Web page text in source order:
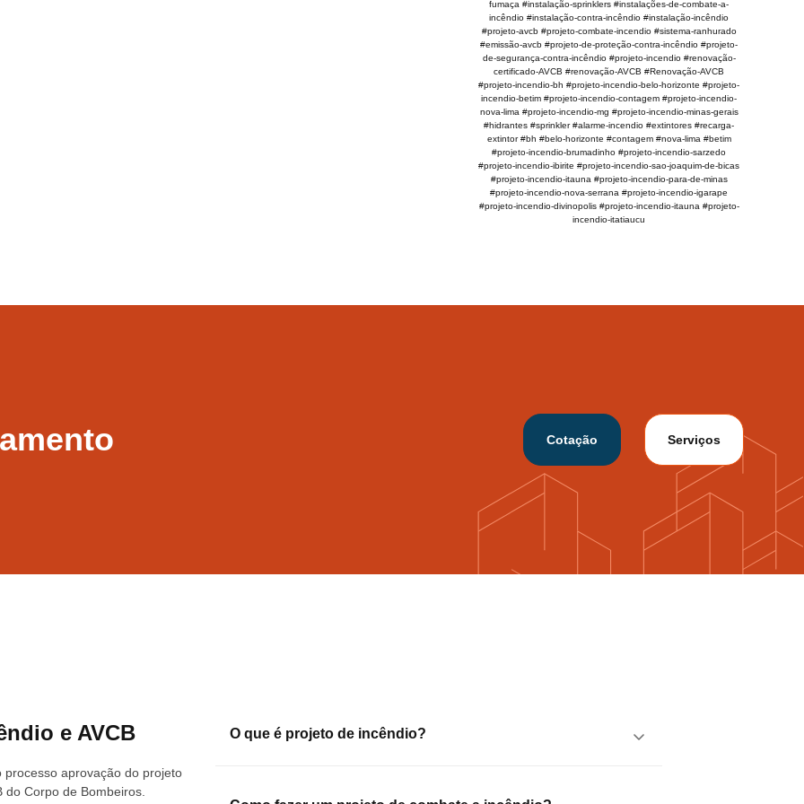
fumaça #instalação-sprinklers #instalações-de-combate-a-
incêndio #instalação-contra-incêndio #instalação-incêndio
#projeto-avcb #projeto-combate-incendio #sistema-ranhurado
#emissão-avcb #projeto-de-proteção-contra-incêndio #projeto-
de-segurança-contra-incêndio #projeto-incendio #renovação-
certificado-AVCB #renovação-AVCB #Renovação-AVCB
#projeto-incendio-bh #projeto-incendio-belo-horizonte #projeto-
incendio-betim #projeto-incendio-contagem #projeto-incendio-
nova-lima #projeto-incendio-mg #projeto-incendio-minas-gerais
#hidrantes #sprinkler #alarme-incendio #extintores #recarga-
extintor #bh #belo-horizonte #contagem #nova-lima #betim
#projeto-incendio-brumadinho #projeto-incendio-sarzedo
#projeto-incendio-ibirite #projeto-incendio-sao-joaquim-de-bicas
#projeto-incendio-itauna #projeto-incendio-para-de-minas
#projeto-incendio-nova-serrana #projeto-incendio-igarape
#projeto-incendio-divinopolis #projeto-incendio-itauna #projeto-
incendio-itatiaucu
Cotação Serviços
e AVCB
aprovação do projeto
Corpo de Bombeiros.
O que é projeto de incêndio?